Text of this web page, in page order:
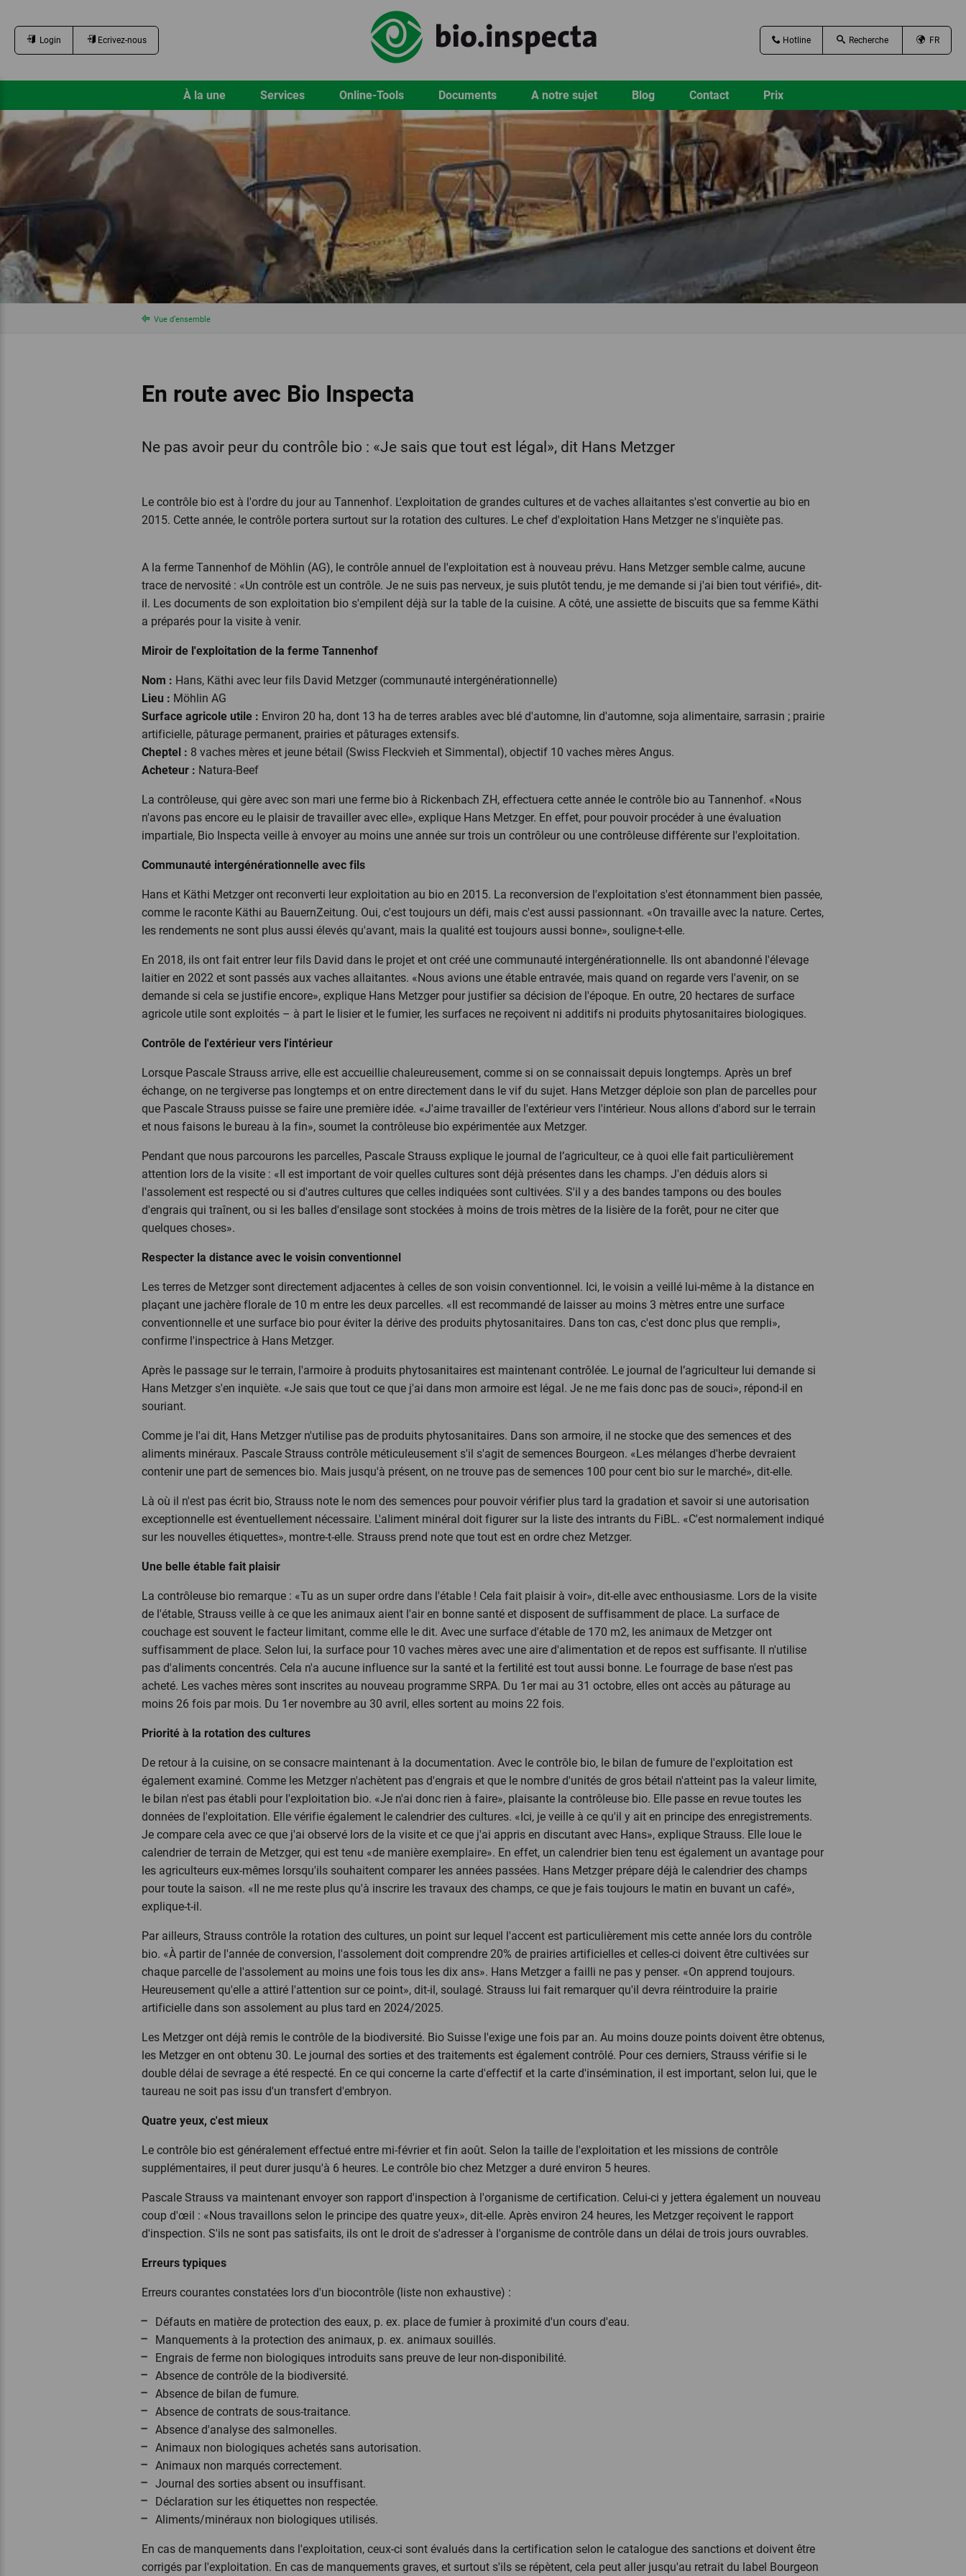
Login Ecrivez-nous Hotline FR
À la une Services Online-Tools Documents A notre sujet Blog Contact Prix
Vue d’ensemble
En route avec Bio Inspecta
Ne pas avoir peur du contrôle bio : «Je sais que tout est légal», dit Hans Metzger
Le contrôle bio est à l'ordre du jour au Tannenhof. L'exploitation de grandes cultures et de vaches allaitantes s'est convertie au bio en
2015. Cette année, le contrôle portera surtout sur la rotation des cultures. Le chef d'exploitation Hans Metzger ne s'inquiète pas.
A la ferme Tannenhof de Möhlin (AG), le contrôle annuel de l'exploitation est à nouveau prévu. Hans Metzger semble calme, aucune
trace de nervosité : «Un contrôle est un contrôle. Je ne suis pas nerveux, je suis plutôt tendu, je me demande si j'ai bien tout vérifié», dit-
il. Les documents de son exploitation bio s'empilent déjà sur la table de la cuisine. A côté, une assiette de biscuits que sa femme Käthi
a préparés pour la visite à venir.
Miroir de l'exploitation de la ferme Tannenhof
Nom : Hans, Käthi avec leur fils David Metzger (communauté intergénérationnelle)
Lieu : Möhlin AG
Surface agricole utile : Environ 20 ha, dont 13 ha de terres arables avec blé d'automne, lin d'automne, soja alimentaire, sarrasin ; prairie
artificielle, pâturage permanent, prairies et pâturages extensifs.
Cheptel : 8 vaches mères et jeune bétail (Swiss Fleckvieh et Simmental), objectif 10 vaches mères Angus.
Acheteur : Natura-Beef
La contrôleuse, qui gère avec son mari une ferme bio à Rickenbach ZH, effectuera cette année le contrôle bio au Tannenhof. «Nous
n'avons pas encore eu le plaisir de travailler avec elle», explique Hans Metzger. En effet, pour pouvoir procéder à une évaluation
impartiale, Bio Inspecta veille à envoyer au moins une année sur trois un contrôleur ou une contrôleuse différente sur l'exploitation.
Communauté intergénérationnelle avec fils
Hans et Käthi Metzger ont reconverti leur exploitation au bio en 2015. La reconversion de l'exploitation s'est étonnamment bien passée,
comme le raconte Käthi au BauernZeitung. Oui, c'est toujours un défi, mais c'est aussi passionnant. «On travaille avec la nature. Certes,
les rendements ne sont plus aussi élevés qu'avant, mais la qualité est toujours aussi bonne», souligne-t-elle.
En 2018, ils ont fait entrer leur fils David dans le projet et ont créé une communauté intergénérationnelle. Ils ont abandonné l'élevage
laitier en 2022 et sont passés aux vaches allaitantes. «Nous avions une étable entravée, mais quand on regarde vers l'avenir, on se
demande si cela se justifie encore», explique Hans Metzger pour justifier sa décision de l'époque. En outre, 20 hectares de surface
agricole utile sont exploités – à part le lisier et le fumier, les surfaces ne reçoivent ni additifs ni produits phytosanitaires biologiques.
Contrôle de l'extérieur vers l'intérieur
Lorsque Pascale Strauss arrive, elle est accueillie chaleureusement, comme si on se connaissait depuis longtemps. Après un bref
échange, on ne tergiverse pas longtemps et on entre directement dans le vif du sujet. Hans Metzger déploie son plan de parcelles pour
que Pascale Strauss puisse se faire une première idée. «J'aime travailler de l'extérieur vers l'intérieur. Nous allons d'abord sur le terrain
et nous faisons le bureau à la fin», soumet la contrôleuse bio expérimentée aux Metzger.
Pendant que nous parcourons les parcelles, Pascale Strauss explique le journal de l’agriculteur, ce à quoi elle fait particulièrement
attention lors de la visite : «Il est important de voir quelles cultures sont déjà présentes dans les champs. J'en déduis alors si
l'assolement est respecté ou si d'autres cultures que celles indiquées sont cultivées. S'il y a des bandes tampons ou des boules
d'engrais qui traînent, ou si les balles d'ensilage sont stockées à moins de trois mètres de la lisière de la forêt, pour ne citer que
quelques choses».
Respecter la distance avec le voisin conventionnel
Les terres de Metzger sont directement adjacentes à celles de son voisin conventionnel. Ici, le voisin a veillé lui-même à la distance en
plaçant une jachère florale de 10 m entre les deux parcelles. «Il est recommandé de laisser au moins 3 mètres entre une surface
conventionnelle et une surface bio pour éviter la dérive des produits phytosanitaires. Dans ton cas, c'est donc plus que rempli»,
confirme l'inspectrice à Hans Metzger.
Après le passage sur le terrain, l'armoire à produits phytosanitaires est maintenant contrôlée. Le journal de l’agriculteur lui demande si
Hans Metzger s'en inquiète. «Je sais que tout ce que j'ai dans mon armoire est légal. Je ne me fais donc pas de souci», répond-il en
souriant.
Comme je l'ai dit, Hans Metzger n'utilise pas de produits phytosanitaires. Dans son armoire, il ne stocke que des semences et des
aliments minéraux. Pascale Strauss contrôle méticuleusement s'il s'agit de semences Bourgeon. «Les mélanges d'herbe devraient
contenir une part de semences bio. Mais jusqu'à présent, on ne trouve pas de semences 100 pour cent bio sur le marché», dit-elle.
Là où il n'est pas écrit bio, Strauss note le nom des semences pour pouvoir vérifier plus tard la gradation et savoir si une autorisation
exceptionnelle est éventuellement nécessaire. L'aliment minéral doit figurer sur la liste des intrants du FiBL. «C'est normalement indiqué
sur les nouvelles étiquettes», montre-t-elle. Strauss prend note que tout est en ordre chez Metzger.
Une belle étable fait plaisir
La contrôleuse bio remarque : «Tu as un super ordre dans l'étable ! Cela fait plaisir à voir», dit-elle avec enthousiasme. Lors de la visite
de l'étable, Strauss veille à ce que les animaux aient l'air en bonne santé et disposent de suffisamment de place. La surface de
couchage est souvent le facteur limitant, comme elle le dit. Avec une surface d'étable de 170 m2, les animaux de Metzger ont
suffisamment de place. Selon lui, la surface pour 10 vaches mères avec une aire d'alimentation et de repos est suffisante. Il n'utilise
pas d'aliments concentrés. Cela n'a aucune influence sur la santé et la fertilité est tout aussi bonne. Le fourrage de base n'est pas
acheté. Les vaches mères sont inscrites au nouveau programme SRPA. Du 1er mai au 31 octobre, elles ont accès au pâturage au
moins 26 fois par mois. Du 1er novembre au 30 avril, elles sortent au moins 22 fois.
Priorité à la rotation des cultures
De retour à la cuisine, on se consacre maintenant à la documentation. Avec le contrôle bio, le bilan de fumure de l'exploitation est
également examiné. Comme les Metzger n'achètent pas d'engrais et que le nombre d'unités de gros bétail n'atteint pas la valeur limite,
le bilan n'est pas établi pour l'exploitation bio. «Je n'ai donc rien à faire», plaisante la contrôleuse bio. Elle passe en revue toutes les
données de l'exploitation. Elle vérifie également le calendrier des cultures. «Ici, je veille à ce qu'il y ait en principe des enregistrements.
Je compare cela avec ce que j'ai observé lors de la visite et ce que j'ai appris en discutant avec Hans», explique Strauss. Elle loue le
calendrier de terrain de Metzger, qui est tenu «de manière exemplaire». En effet, un calendrier bien tenu est également un avantage pour
les agriculteurs eux-mêmes lorsqu'ils souhaitent comparer les années passées. Hans Metzger prépare déjà le calendrier des champs
pour toute la saison. «Il ne me reste plus qu'à inscrire les travaux des champs, ce que je fais toujours le matin en buvant un café»,
explique-t-il.
Par ailleurs, Strauss contrôle la rotation des cultures, un point sur lequel l'accent est particulièrement mis cette année lors du contrôle
bio. «À partir de l'année de conversion, l'assolement doit comprendre 20% de prairies artificielles et celles-ci doivent être cultivées sur
chaque parcelle de l'assolement au moins une fois tous les dix ans». Hans Metzger a failli ne pas y penser. «On apprend toujours.
Heureusement qu'elle a attiré l'attention sur ce point», dit-il, soulagé. Strauss lui fait remarquer qu'il devra réintroduire la prairie
artificielle dans son assolement au plus tard en 2024/2025.
Les Metzger ont déjà remis le contrôle de la biodiversité. Bio Suisse l'exige une fois par an. Au moins douze points doivent être obtenus,
les Metzger en ont obtenu 30. Le journal des sorties et des traitements est également contrôlé. Pour ces derniers, Strauss vérifie si le
double délai de sevrage a été respecté. En ce qui concerne la carte d'effectif et la carte d'insémination, il est important, selon lui, que le
taureau ne soit pas issu d'un transfert d'embryon.
Quatre yeux, c'est mieux
Le contrôle bio est généralement effectué entre mi-février et fin août. Selon la taille de l'exploitation et les missions de contrôle
supplémentaires, il peut durer jusqu'à 6 heures. Le contrôle bio chez Metzger a duré environ 5 heures.
Pascale Strauss va maintenant envoyer son rapport d'inspection à l'organisme de certification. Celui-ci y jettera également un nouveau
coup d'œil : «Nous travaillons selon le principe des quatre yeux», dit-elle. Après environ 24 heures, les Metzger reçoivent le rapport
d'inspection. S'ils ne sont pas satisfaits, ils ont le droit de s'adresser à l'organisme de contrôle dans un délai de trois jours ouvrables.
Erreurs typiques
Erreurs courantes constatées lors d'un biocontrôle (liste non exhaustive) :
Défauts en matière de protection des eaux, p. ex. place de fumier à proximité d'un cours d'eau.
Manquements à la protection des animaux, p. ex. animaux souillés.
Engrais de ferme non biologiques introduits sans preuve de leur non-disponibilité.
Absence de contrôle de la biodiversité.
Absence de bilan de fumure.
Absence de contrats de sous-traitance.
Absence d'analyse des salmonelles.
Animaux non biologiques achetés sans autorisation.
Animaux non marqués correctement.
Journal des sorties absent ou insuffisant.
Déclaration sur les étiquettes non respectée.
Aliments/minéraux non biologiques utilisés.
En cas de manquements dans l'exploitation, ceux-ci sont évalués dans la certification selon le catalogue des sanctions et doivent être
corrigés par l'exploitation. En cas de manquements graves, et surtout s'ils se répètent, cela peut aller jusqu'au retrait du label Bourgeon